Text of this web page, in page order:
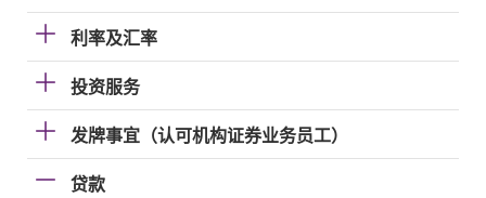
利率及汇率
投资服务
发牌事宜（认可机构证券业务员工）
贷款